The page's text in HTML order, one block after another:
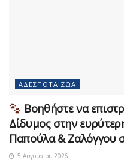
ΑΔΈΣΠΟΤΑ ΖΏΑ
Βοηθήστε να
Δίδυμος στην
Παπούλα & Ζαλόγγου
5 Αυγούστου 2026